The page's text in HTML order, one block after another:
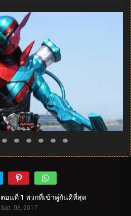
ตอนที่ 1 พวกที่เข้าคู่กันดีที่สุด
Sep. 03, 2017